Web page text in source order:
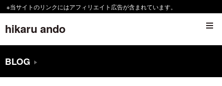
コ
ン
※当サイトのリンクにはアフィリエイト広告が含まれています。
hikaru ando
BLOG